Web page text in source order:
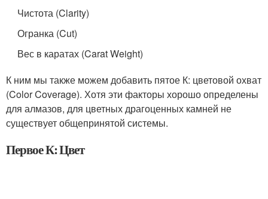
Чистота (Clarity)
Огранка (Cut)
Вес в каратах (Carat Weight)
К ним мы также можем добавить пятое К: цветовой охват
(Color Coverage). Хотя эти факторы хорошо определены
для алмазов, для цветных драгоценных камней не
существует общепринятой системы.
Первое К: Цвет